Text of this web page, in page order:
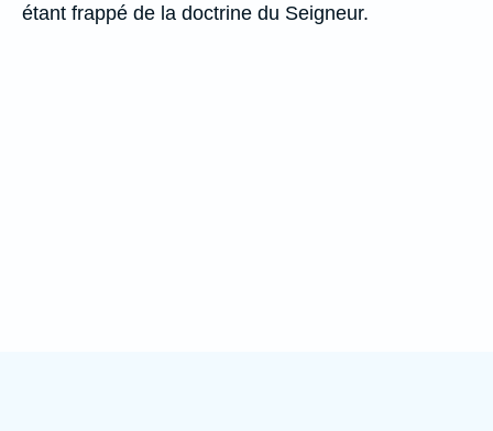
étant frappé de la doctrine du Seigneur.